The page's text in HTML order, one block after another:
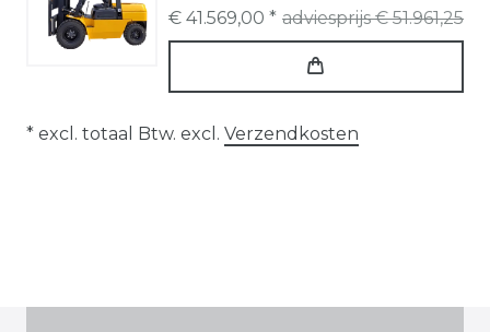
adviesprijs € 51.961,25
€ 41.569,00 *
* excl. totaal Btw. excl. Verzendkosten